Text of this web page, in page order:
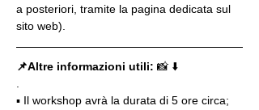
a posteriori, tramite la pagina dedicata sul
sito web).
📌Altre informazioni utili: 📸 ⬇️
▪️ Il workshop avrà la durata di 5 ore circa;